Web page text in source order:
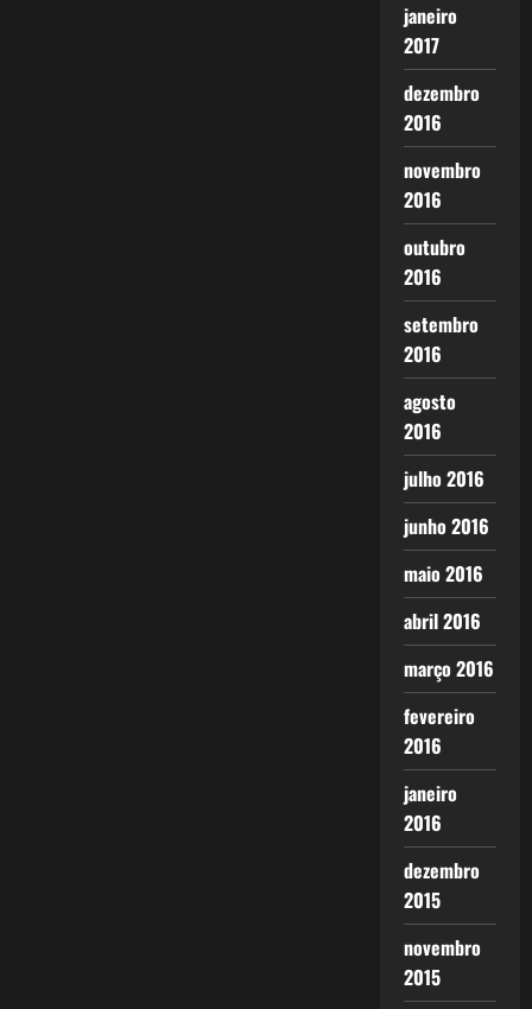
janeiro
2017
dezembro
2016
novembro
2016
outubro
2016
setembro
2016
agosto
2016
julho 2016
junho 2016
maio 2016
abril 2016
março 2016
fevereiro
2016
janeiro
2016
dezembro
2015
novembro
2015